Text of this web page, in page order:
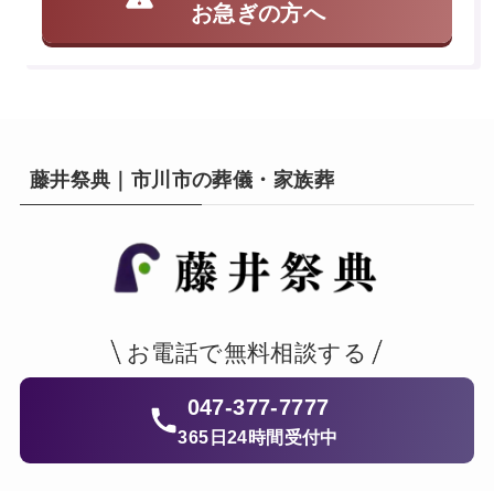
お急ぎの方へ
藤井祭典｜市川市の葬儀・家族葬
お電話で無料相談する
047-377-7777
365日24時間受付中